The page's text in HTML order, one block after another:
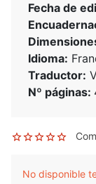
Fecha de
Idioma:
Traductor:
Nº páginas:
No disponible